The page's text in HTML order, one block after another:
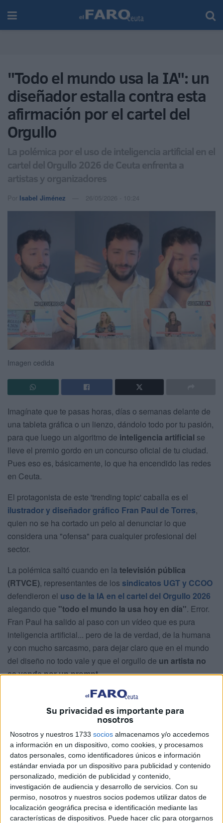
Su privacidad es importante para
nosotros
Nosotros y nuestros 1733 socios almacenamos y/o accedemos
a información en un dispositivo, como cookies, y procesamos
datos personales, como identificadores únicos e información
estándar enviada por un dispositivo para publicidad y contenido
personalizado, medición de publicidad y contenido,
investigación de audiencia y desarrollo de servicios. Con su
permiso, nosotros y nuestros socios podemos utilizar datos de
localización geográfica precisa e identificación mediante las
características de dispositivos. Puede hacer clic para otorgarnos
"Todo el mundo usa la IA": un
diseñador estalla contra esta
afirmación por el cartel del
Orgullo
La polémica por el uso de inteligencia artificial en el
cartel del Orgullo 2026 de Ceuta enfrenta a
artistas y organizadores
Por Isabel Jiménez 26/05/2026 - 10:24
Imagen cedida
Imagínate que te pasas horas, días o semanas delante de
una tableta gráfica o un lienzo, dándolo todo por tu pasión,
para que luego un algoritmo de inteligencia artificial se
lleve el premio gordo en un concurso oficial de tu ciudad.
Pues eso es, básicamente, lo que ha encendido las redes
en Ceuta.
El protagonista de este 'trending topic' caballa es el
ilustrador y diseñador gráfico Fran Paul de Torres,
quien no se ha cortado un pelo al denunciar lo que
considera una "ofensa" para cualquier profesional del
sector.
La polémica saltó cuando en la televisión pública
(RTVCE), representantes de los sindicatos UGT y CCOO
defendieron el uso de la IA en el cartel del Orgullo 2026
alegando que "todo el mundo la usa hoy en día". Error.
Fran Paul ha salido al paso con un vídeo que es pura
inteligencia artificial... pero de la de verdad, de la humana
y con mucho sarcasmo, para dejar claro que en el mundo
del diseño no todo vale y que el orgullo de un artista no
se vende por un prompt.
El mito del "todos usamos IA"
Uno de los puntos más calientes del vídeo es el
monumentala quienes afirman que todos los carteles
presentados al concurso de Ceuta tenían algún rastro de
inteligencia artificial."Mentira, no, no y no", sentencia
Fran en su respuesta . El diseñador asegura que ni su
obra ni la de su amigo (que quedó en segundo puesto)
tienen rastro de algoritmos generativos y se ofrece a
demostrarlo si hace falta.